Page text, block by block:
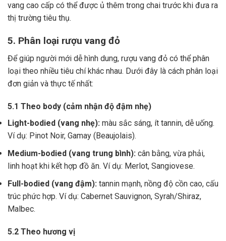
vang cao cấp có thể được ủ thêm trong chai trước khi đưa ra
thị trường tiêu thụ.
5. Phân loại rượu vang đỏ
Để giúp người mới dễ hình dung, rượu vang đỏ có thể phân
loại theo nhiều tiêu chí khác nhau. Dưới đây là cách phân loại
đơn giản và thực tế nhất:
5.1 Theo body (cảm nhận độ đậm nhẹ)
Light-bodied (vang nhẹ): màu sắc sáng, ít tannin, dễ uống.
Ví dụ: Pinot Noir, Gamay (Beaujolais).
Medium-bodied (vang trung bình): cân bằng, vừa phải,
linh hoạt khi kết hợp đồ ăn. Ví dụ: Merlot, Sangiovese.
Full-bodied (vang đậm): tannin mạnh, nồng độ cồn cao, cấu
trúc phức hợp. Ví dụ: Cabernet Sauvignon, Syrah/Shiraz,
Malbec.
5.2 Theo hương vị